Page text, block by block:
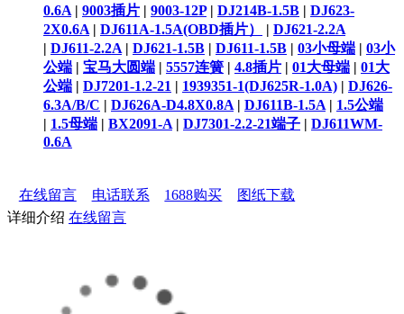
0.6A | 9003插片 | 9003-12P| DJ214B-1.5B | DJ623-
2X0.6A | DJ611A-1.5A(OBD插片） | DJ621-2.2A
| DJ611-2.2A | DJ621-1.5B | DJ611-1.5B | 03小母端 | 03小
公端 | 宝马大圆端 | 5557连簧 | 4.8插片 | 01大母端 | 01大
公端 | DJ7201-1.2-21 | 1939351-1(DJ625R-1.0A) | DJ626-
6.3A/B/C | DJ626A-D4.8X0.8A | DJ611B-1.5A | 1.5公端
| 1.5母端 | BX2091-A | DJ7301-2.2-21端子 | DJ611WM-
0.6A
在线留言 电话联系 1688购买
图纸下载
详细介绍 在线留言